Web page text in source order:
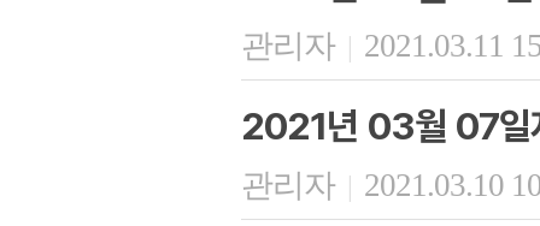
관리자 | 2021.03.11
2021년 03월 07일
관리자 | 2021.03.10